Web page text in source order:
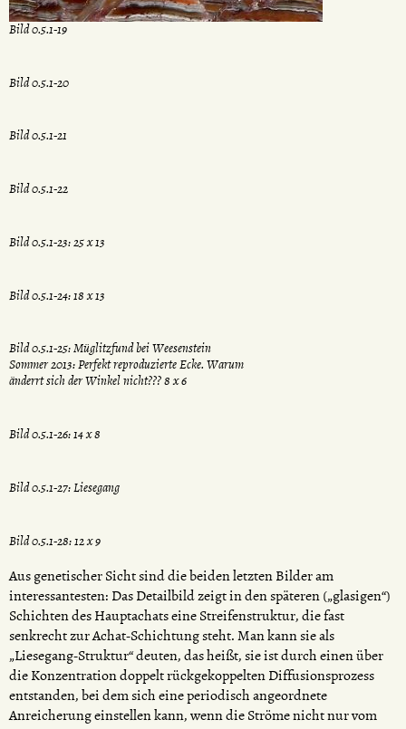
Bild 0.5.1-19
Bild 0.5.1-20
Bild 0.5.1-21
Bild 0.5.1-22
Bild 0.5.1-23: 25 x 13
Bild 0.5.1-24: 18 x 13
Bild 0.5.1-25: Müglitzfund bei Weesenstein
Sommer 2013: Perfekt reproduzierte Ecke. Warum
änderrt sich der Winkel nicht??? 8 x 6
Bild 0.5.1-26: 14 x 8
Bild 0.5.1-27: Liesegang
Bild 0.5.1-28: 12 x 9
Aus genetischer Sicht sind die beiden letzten Bilder am
interessantesten: Das Detailbild zeigt in den späteren („glasigen“)
Schichten des Hauptachats eine Streifenstruktur, die fast
senkrecht zur Achat-Schichtung steht. Man kann sie als
„Liesegang-Struktur“ deuten, das heißt, sie ist durch einen über
die Konzentration doppelt rückgekoppelten Diffusionsprozess
entstanden, bei dem sich eine periodisch angeordnete
Anreicherung einstellen kann, wenn die Ströme nicht nur vom